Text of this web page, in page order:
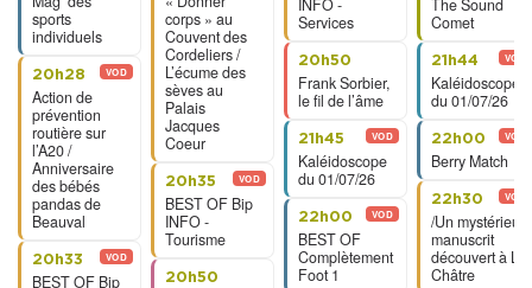
sports
individuels
20h28
Action de
prévention
routière sur
l’A20 /
Anniversaire
des bébés
pandas de
Beauval
VOD
20h33
BEST OF Bip
VOD
corps » au
Couvent des
Cordeliers /
L’écume des
sèves au
Palais
Jacques
Coeur
20h35
BEST OF Bip
INFO -
Tourisme
VOD
20h50
INFO -
Services
20h50
Frank Sorbier,
le fil de l’âme
21h45
Kaléidoscope
du 01/07/26
VOD
22h00
BEST OF
Complètement
Foot 1
VOD
The Sound
Comet
21h44
Kaléidoscope
du 01/07/26
VOD
22h00
Berry Match
VOD
22h30
/Un mystérieux
manuscrit
découvert à La
Châtre
VOD